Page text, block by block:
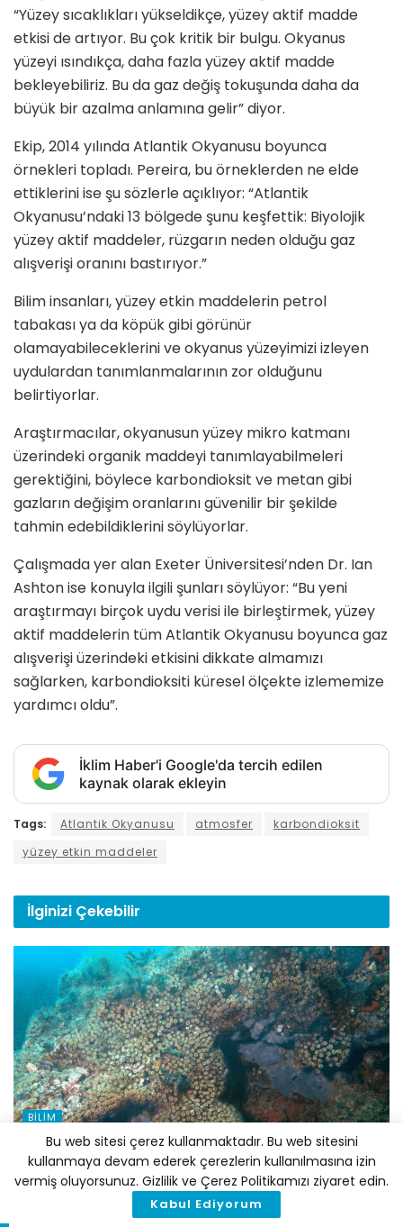
“Yüzey sıcaklıkları yükseldikçe, yüzey aktif madde
etkisi de artıyor. Bu çok kritik bir bulgu. Okyanus
yüzeyi ısındıkça, daha fazla yüzey aktif madde
bekleyebiliriz. Bu da gaz değiş tokuşunda daha da
büyük bir azalma anlamına gelir” diyor.
Ekip, 2014 yılında Atlantik Okyanusu boyunca
örnekleri topladı. Pereira, bu örneklerden ne elde
ettiklerini ise şu sözlerle açıklıyor: “Atlantik
Okyanusu’ndaki 13 bölgede şunu keşfettik: Biyolojik
yüzey aktif maddeler, rüzgarın neden olduğu gaz
alışverişi oranını bastırıyor.”
Bilim insanları, yüzey etkin maddelerin petrol
tabakası ya da köpük gibi görünür
olamayabileceklerini ve okyanus yüzeyimizi izleyen
uydulardan tanımlanmalarının zor olduğunu
belirtiyorlar.
Araştırmacılar, okyanusun yüzey mikro katmanı
üzerindeki organik maddeyi tanımlayabilmeleri
gerektiğini, böylece karbondioksit ve metan gibi
gazların değişim oranlarını güvenilir bir şekilde
tahmin edebildiklerini söylüyorlar.
Çalışmada yer alan Exeter Üniversitesi’nden Dr. Ian
Ashton ise konuyla ilgili şunları söylüyor: “Bu yeni
araştırmayı birçok uydu verisi ile birleştirmek, yüzey
aktif maddelerin tüm Atlantik Okyanusu boyunca gaz
alışverişi üzerindeki etkisini dikkate almamızı
sağlarken, karbondioksiti küresel ölçekte izlememize
yardımcı oldu”.
İklim Haber'i Google'da tercih edilen
kaynak olarak ekleyin
Tags: Atlantik Okyanusu atmosfer
karbondioksit
yüzey etkin maddeler
İlginizi Çekebilir
BILIM
Kuzey Ege’de Bir İlk: Bozcaada’da Sert Mercan
Transplantasyonu Gerçekleştirildi
Bu web sitesi çerez kullanmaktadır. Bu web sitesini
kullanmaya devam ederek çerezlerin kullanılmasına izin
vermiş oluyorsunuz. Gizlilik ve Çerez Politikamızı ziyaret edin.
Kabul Ediyorum